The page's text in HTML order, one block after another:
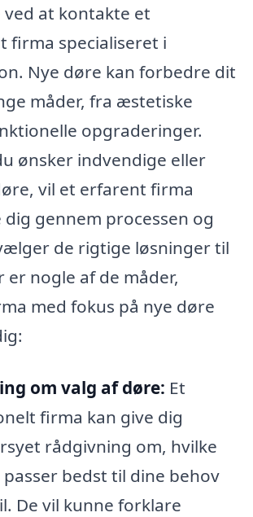
at kontakte et
firma specialiseret i
Nye døre kan forbedre dit
måder, fra æstetiske
opgraderinger.
ønsker indvendige eller
vil et erfarent firma
gennem processen og
de rigtige løsninger til
er nogle af de måder,
med fokus på nye døre
om valg af døre: Et
firma kan give dig
rådgivning om, hvilke
bedst til dine behov
De vil kunne forklare